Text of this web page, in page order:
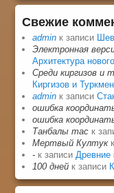
Свежие
admin к записи
Электронная
Архитектура
Среди киргизов и
Киргизов и
admin к записи
ошибка
ошибка
Танбалы тас к
Мертвый Култук
- к записиДревние
100 дней к записи